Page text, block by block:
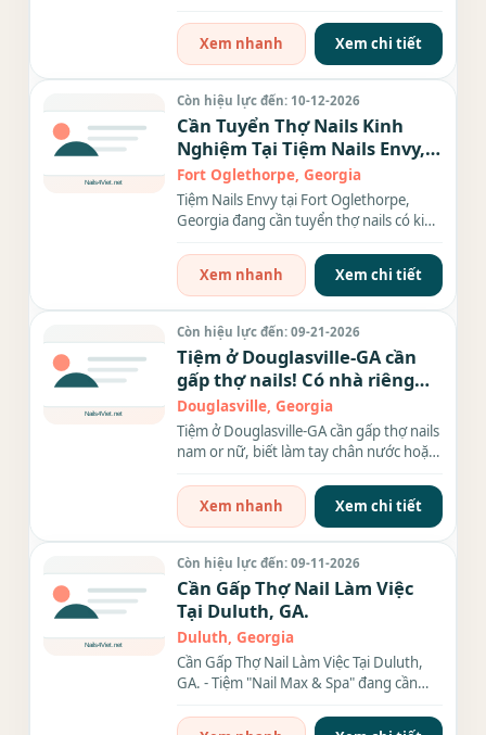
Xem nhanh
Xem chi tiết
Còn hiệu lực đến: 10-12-2026
Cần Tuyển Thợ Nails Kinh
Nghiệm Tại Tiệm Nails Envy,
Georgia
Fort Oglethorpe, Georgia
Tiệm Nails Envy tại Fort Oglethorpe,
Georgia đang cần tuyển thợ nails có kinh
Xem nhanh
Xem chi tiết
Còn hiệu lực đến: 09-21-2026
Tiệm ở Douglasville-GA cần
gấp thợ nails! Có nhà riêng
cho thợ ở.
Douglasville, Georgia
Tiệm ở Douglasville-GA cần gấp thợ nails
nam or nữ, biết làm tay chân nước hoặc
Xem nhanh
Xem chi tiết
Còn hiệu lực đến: 09-11-2026
Cần Gấp Thợ Nail Làm Việc
Tại Duluth, GA.
Duluth, Georgia
Cần Gấp Thợ Nail Làm Việc Tại Duluth,
GA. - Tiệm "Nail Max & Spa" đang cần